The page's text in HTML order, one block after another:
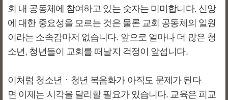
회 내 공동체에 참여하고 있는 숫자는 미미합니다. 신앙
에 대한 중요성을 모르는 것은 물론 교회 공동체의 일원
이라는 소속감마저 없습니다. 앞으로 얼마나 더 많은 청
소년, 청년들이 교회를 떠날지 걱정이 앞섭니다.
이처럼 청소년ㆍ청년 복음화가 아직도 문제가 된다
면 이제는 시각을 달리할 필요가 있습니다. 교육은 피교